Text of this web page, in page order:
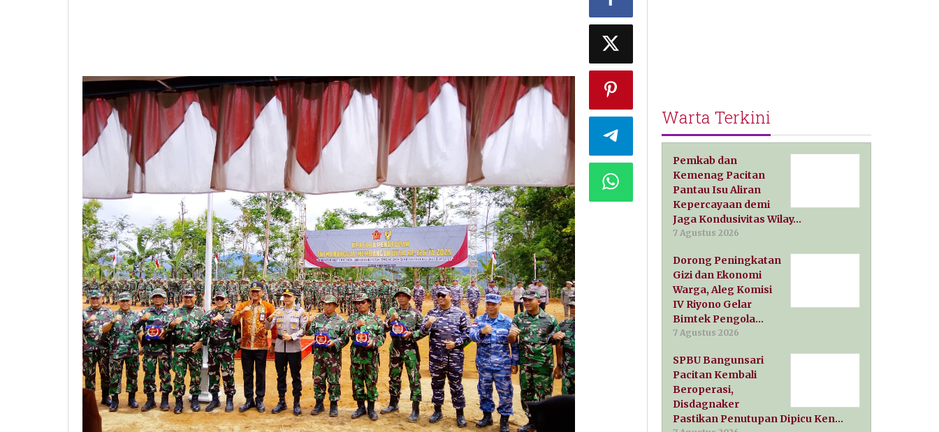
Warta Terkini
Pemkab dan
Kemenag Pacitan
Pantau Isu Aliran
Kepercayaan demi
Jaga Kondusivitas Wilay…
7 Agustus 2026
Dorong Peningkatan
Gizi dan Ekonomi
Warga, Aleg Komisi
IV Riyono Gelar
Bimtek Pengola…
7 Agustus 2026
SPBU Bangunsari
Pacitan Kembali
Beroperasi,
Disdagnaker
Pastikan Penutupan Dipicu Ken…